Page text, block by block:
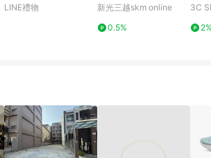
mAh-綠
LINE禮物
新光三越skm online
0.5%
吸帶
可上
3C